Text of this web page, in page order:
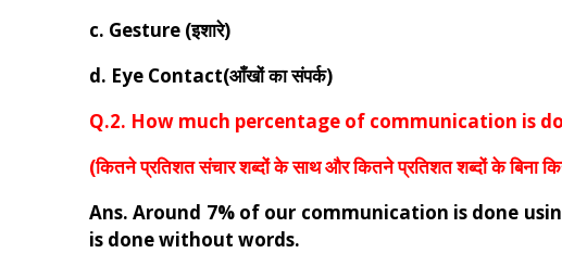
c. Gesture (इशारे)
d. Eye Contact(आँखों का संपर्क)
Q.2. How much percentage of communication is
(कितने प्रतिशत संचार शब्दों के साथ और कितने प्रतिशत शब्दों के बिना
Ans. Around 7% of our communication is done
is done without words.